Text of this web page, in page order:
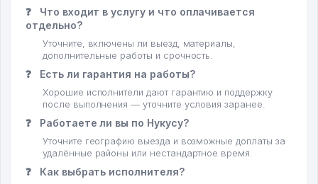
❓
Что входит в услугу и что оплачивается
отдельно?
Уточните, включены ли выезд, материалы,
дополнительные работы и срочность.
❓ Есть ли гарантия на работы?
Хорошие исполнители дают гарантию и поддержку
после выполнения — уточните условия заранее.
❓ Работаете ли вы по Нукусу?
Уточните географию выезда и возможные доплаты за
удалённые районы или нестандартное время.
❓ Как выбрать исполнителя?